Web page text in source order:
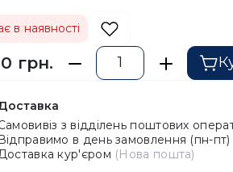
в наявності
грн.
з відділень поштових
Відправимо в день замовлення (пн-
кур'єром (Нова пошта)